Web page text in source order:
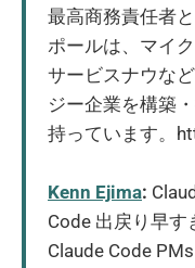
最高商務責任者
ポールは、マイ
サービスナウな
ジー企業を構築
持っています。
Kenn Ejima:
Code 出戻り早す
Claude Code